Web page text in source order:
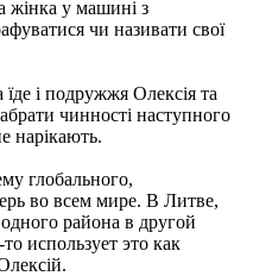
жінка у машині з
чи називати свої
і подружжя Олексія та
чинності наступного
нарікають.
глобального,
во всем мире. В Литве,
района в другой
использует это как